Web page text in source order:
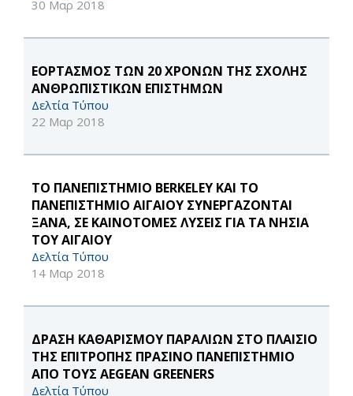
30 Μαρ 2018
ΕΟΡΤΑΣΜΟΣ ΤΩΝ 20 ΧΡΟΝΩΝ ΤΗΣ ΣΧΟΛΗΣ
ΑΝΘΡΩΠΙΣΤΙΚΩΝ ΕΠΙΣΤΗΜΩΝ
Δελτία Τύπου
22 Μαρ 2018
ΤΟ ΠΑΝΕΠΙΣΤΗΜΙΟ BERKELEY ΚΑΙ ΤΟ
ΠΑΝΕΠΙΣΤΗΜΙΟ ΑΙΓΑΙΟΥ ΣΥΝΕΡΓΑΖΟΝΤΑΙ
ΞΑΝΑ, ΣΕ ΚΑΙΝΟΤΟΜΕΣ ΛΥΣΕΙΣ ΓΙΑ ΤΑ ΝΗΣΙΑ
ΤΟΥ ΑΙΓΑΙΟΥ
Δελτία Τύπου
14 Μαρ 2018
ΔΡΑΣΗ ΚΑΘΑΡΙΣΜΟΥ ΠΑΡΑΛΙΩΝ ΣΤΟ ΠΛΑΙΣΙΟ
ΤΗΣ ΕΠΙΤΡΟΠΗΣ ΠΡΑΣΙΝΟ ΠΑΝΕΠΙΣΤΗΜΙΟ
ΑΠΟ ΤΟΥΣ AEGEAN GREENERS
Δελτία Τύπου